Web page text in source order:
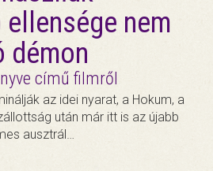
ellensége nem
démon
című filmről
az idei nyarat, a Hokum, a
után már itt is az újabb
ausztrál…